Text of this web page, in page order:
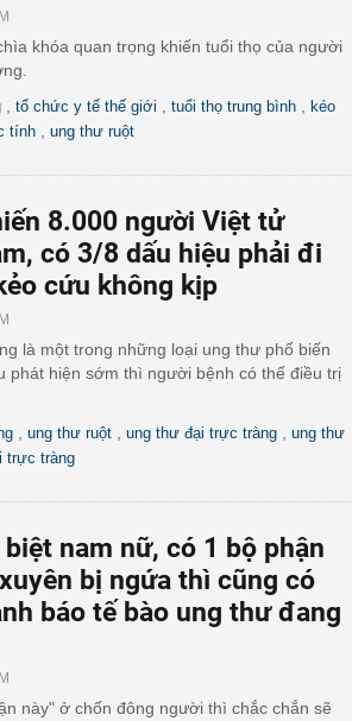
khóa quan trọng khiến tuổi thọ của người
tổ chức y tế thế giới tuổi thọ trung bình
kéo
tính ung thư ruột
8.000 người Việt tử
có 3/8 dấu hiệu phải đi
cứu không kịp
là một trong những loại ung thư phổ biến
phát hiện sớm thì người bệnh có thể điều trị
ung thư ruột ung thư đại trực tràng ung thư
trực tràng
biệt nam nữ, có 1 bộ phận
bị ngứa thì cũng có
báo tế bào ung thư đang
này" ở chốn đông người thì chắc chắn sẽ